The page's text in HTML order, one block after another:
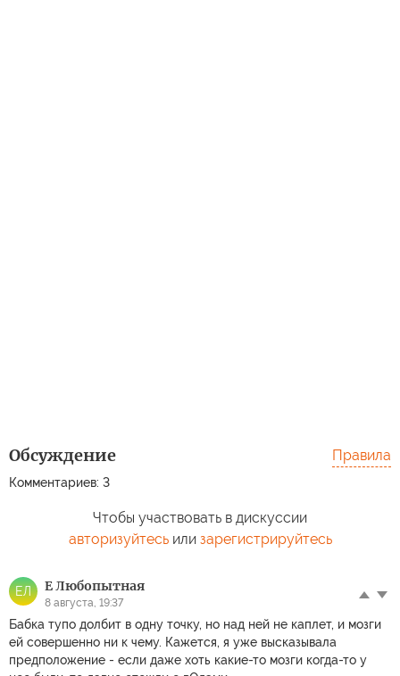
Обсуждение
Комментариев: 3
Правила
Чтобы участвовать в дискуссии
авторизуйтесьили зарегистрируйтесь
ЕЛ Е Любопытная
8 августа, 19:37
Бабка тупо долбит в одну точку, но над ней не каплет, и мозги
ей совершенно ни к чему. Кажется, я уже высказывала
предположение - если даже хоть какие-то мозги когда-то у